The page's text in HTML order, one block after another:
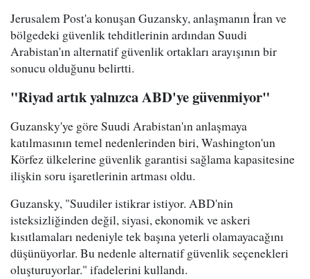
Jerusalem Post'a konuşan Guzansky, anlaşmanın İran ve
bölgedeki güvenlik tehditlerinin ardından Suudi
Arabistan'ın alternatif güvenlik ortakları arayışının bir
sonucu olduğunu belirtti.
"Riyad artık yalnızca ABD'ye güvenmiyor"
Guzansky'ye göre Suudi Arabistan'ın anlaşmaya
katılmasının temel nedenlerinden biri, Washington'un
Körfez ülkelerine güvenlik garantisi sağlama kapasitesine
ilişkin soru işaretlerinin artması oldu.
Guzansky, "Suudiler istikrar istiyor. ABD'nin
isteksizliğinden değil, siyasi, ekonomik ve askeri
kısıtlamaları nedeniyle tek başına yeterli olamayacağını
düşünüyorlar. Bu nedenle alternatif güvenlik seçenekleri
oluşturuyorlar." ifadelerini kullandı.